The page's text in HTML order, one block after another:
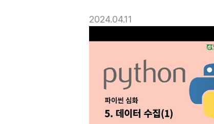
전남대학교소프트웨어중심대
학사업단
2024.04.11